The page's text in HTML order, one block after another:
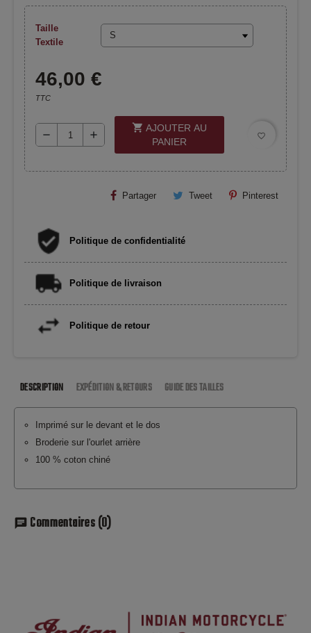
Taille
Textile
46,00 €
TTC
remove add
shopping_cart AJOUTER AU
PANIER
favorite_border
Partager Tweet Pinterest
Politique de confidentialité
Politique de livraison
Politique de retour
DESCRIPTION EXPÉDITION & RETOURS GUIDE DES TAILLES
Imprimé sur le devant et le dos
Broderie sur l'ourlet arrière
100 % coton chiné
chat Commentaires(0)